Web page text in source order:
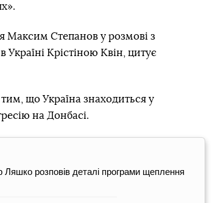
Максим Степанов у розмові з
Крістіною Квін, цитує
що Україна знаходиться у
на Донбасі.
Ляшко розповів деталі програми щеплення